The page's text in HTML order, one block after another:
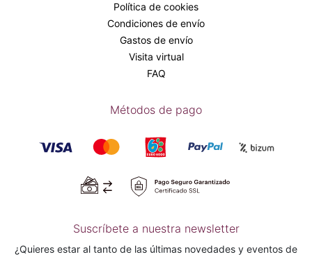
Política de cookies
Condiciones de envío
Gastos de envío
Visita virtual
FAQ
Métodos de pago
Suscríbete a nuestra newsletter
¿Quieres estar al tanto de las últimas novedades y eventos de